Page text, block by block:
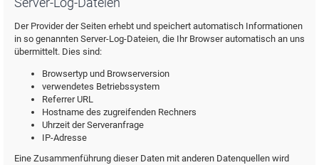
Der Provider der Seiten erhebt und speichert automatisch Informationen
in so genannten Server-Log-Dateien, die Ihr Browser automatisch an uns
übermittelt. Dies sind:
Browsertyp und Browserversion
verwendetes Betriebssystem
Referrer URL
Hostname des zugreifenden Rechners
Uhrzeit der Serveranfrage
IP-Adresse
Eine Zusammenführung dieser Daten mit anderen Datenquellen wird